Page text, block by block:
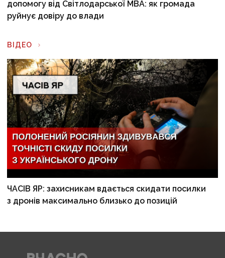
допомогу від Світлодарської МВА: як громада
руйнує довіру до влади
ВІДЕО
ЧАСІВ ЯР: захисникам вдається скидати посилки
з дронів максимально близько до позицій